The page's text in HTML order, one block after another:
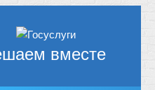
вместе